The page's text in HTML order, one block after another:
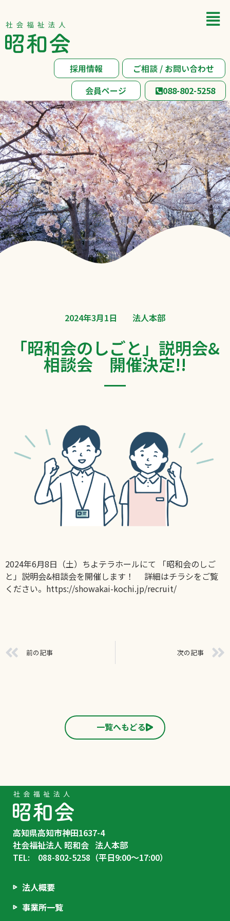
採用情報
ご相談 / お問い合わせ
会員ページ
088-802-5258
2024年3月1日 法人本部
「昭和会のしごと」説明会&
相談会 開催決定!!
2024年6月8日（土）ちよテラホールにて 「昭和会のしご
と」説明会&相談会を開催します！ 詳細はチラシをご覧
ください。 https://showakai-kochi.jp/recruit/
前の記事 次の記事
一覧へもどる
高知県高知市神田1637-4
社会福祉法人 昭和会 法人本部
TEL: 088-802-5258（平日9:00〜17:00）
法人概要
事業所一覧